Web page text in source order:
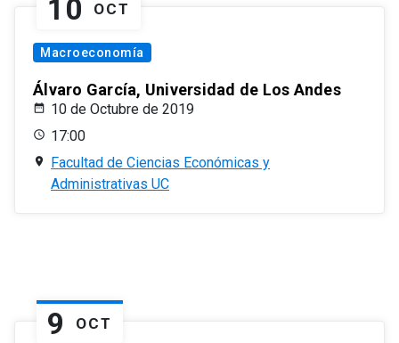
10 OCT
Macroeconomía
Álvaro García, Universidad de Los Andes
10 de Octubre de 2019
17:00
Facultad de Ciencias Económicas y
Administrativas UC
9 OCT